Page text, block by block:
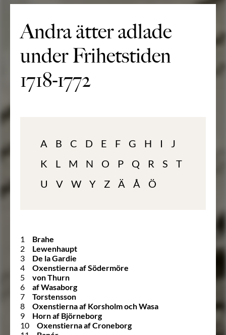
Andra ätter adlade
under Frihetstiden
1718-1772
A B C D E F G H I
J
K
L M N O P Q R S
T
U
V W Y Z Ä Å Ö
1
Brahe
2
Lewenhaupt
3
De la Gardie
4
Oxenstierna af Södermöre
5
von Thurn
6
af Wasaborg
7
Torstensson
8
Oxenstierna af Korsholm och Wasa
9
Horn af Björneborg
10
Oxenstierna af Croneborg